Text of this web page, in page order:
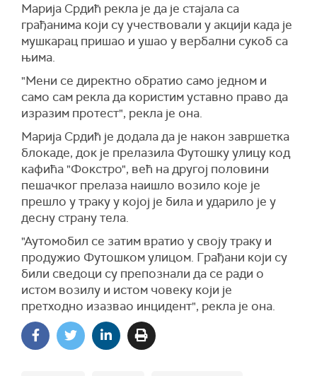
Марија Срдић рекла је да је стајала са
грађанима који су учествовали у акцији када је
мушкарац пришао и ушао у вербални сукоб са
њима.
"Мени се директно обратио само једном и
само сам рекла да користим уставно право да
изразим протест", рекла је она.
Марија Срдић је додала да је након завршетка
блокаде, док је прелазила Футошку улицу код
кафића "Фокстро", већ на другој половини
пешачког прелаза наишло возило које је
прешло у траку у којој је била и ударило је у
десну страну тела.
"Аутомобил се затим вратио у своју траку и
продужио Футошком улицом. Грађани који су
били сведоци су препознали да се ради о
истом возилу и истом човеку који је
претходно изазвао инцидент", рекла је она.